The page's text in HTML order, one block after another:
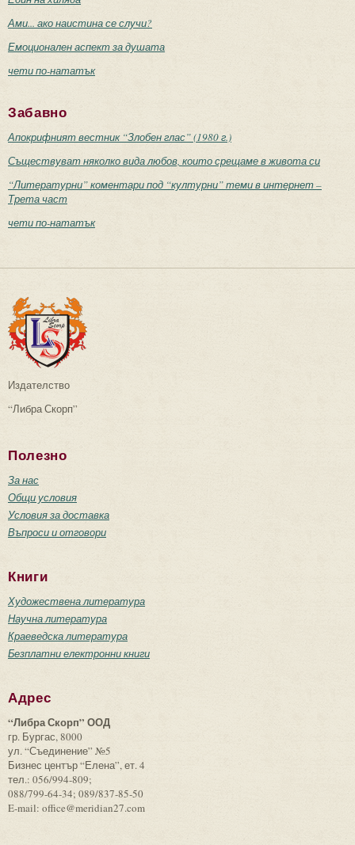
Ами... ако наистина се случи?
Емоционален аспект за душата
чети по-нататък
Забавно
Апокрифният вестник “Злобен глас” (1980 г.)
Съществуват няколко вида любов, които срещаме в живота си
“Литературни” коментари под “културни” теми в интернет –
Трета част
чети по-нататък
Издателство
“Либра Скорп”
Полезно
За нас
Общи условия
Условия за доставка
Въпроси и отговори
Книги
Художествена литература
Научна литература
Краеведска литература
Безплатни електронни книги
Адрес
“Либра Скорп” ООД
гр. Бургас, 8000
ул. “Съединение” №5
Бизнес център “Елена”, ет. 4
тел.: 056/994-809;
088/799-64-34; 089/837-85-50
E-mail: office@meridian27.com